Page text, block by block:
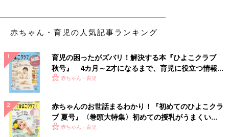
赤ちゃん・育児の人気記事ランキング
育児の困ったがズバリ！解決する本『ひよこクラブ
秋号』 4カ月～2才になるまで、育児に役立つ情報が
いっぱい！
赤ちゃん・育児
赤ちゃんのお世話まるわかり！『初めてのひよこクラ
ブ 夏号』〈巻頭大特集〉初めての授乳がうまくい
く！ おっぱい・ミルクの基本と夏のトラブル 解決テ
赤ちゃん・育児